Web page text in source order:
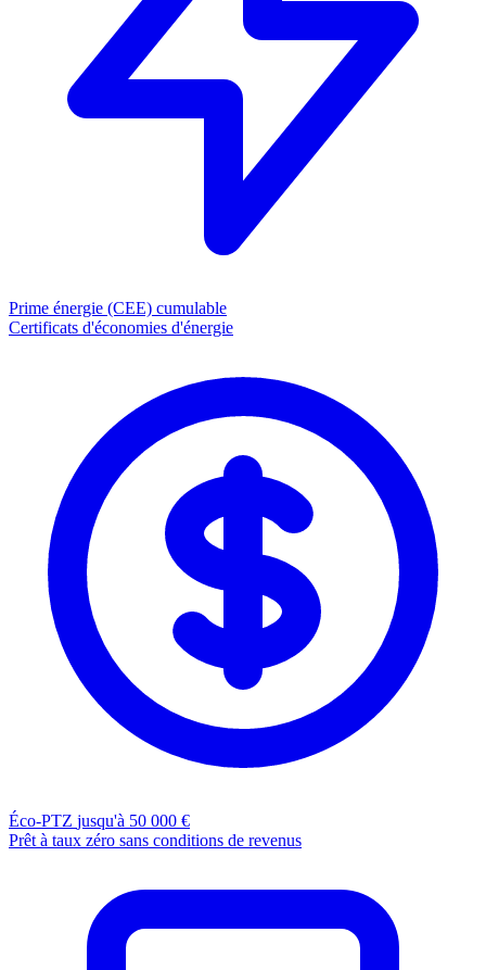
Prime énergie (CEE) cumulable
Certificats d'économies d'énergie
Éco-PTZ jusqu'à 50 000 €
Prêt à taux zéro sans conditions de revenus